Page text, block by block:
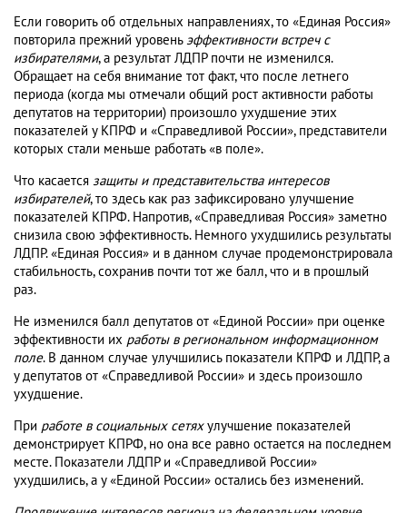
Если говорить об отдельных направлениях, то «Единая Россия»
повторила прежний уровеньэффективности встреч с
избирателями, а результат ЛДПР почти не изменился.
Обращает на себя внимание тот факт, что после летнего
периода (когда мы отмечали общий рост активности работы
депутатов на территории) произошло ухудшение этих
показателей у КПРФ и «Справедливой России», представители
которых стали меньше работать «в поле».
Что касается защиты и представительства интересов
избирателей, то здесь как раз зафиксировано улучшение
показателей КПРФ. Напротив, «Справедливая Россия» заметно
снизила свою эффективность. Немного ухудшились результаты
ЛДПР. «Единая Россия» и в данном случае продемонстрировала
стабильность, сохранив почти тот же балл, что и в прошлый
раз.
Не изменился балл депутатов от «Единой России» при оценке
эффективности их работы в региональном информационном
поле. В данном случае улучшились показатели КПРФ и ЛДПР, а
у депутатов от «Справедливой России» и здесь произошло
ухудшение.
При работе в социальных сетяхулучшение показателей
демонстрирует КПРФ, но она все равно остается на последнем
месте. Показатели ЛДПР и «Справедливой России»
ухудшились, а у «Единой России» остались без изменений.